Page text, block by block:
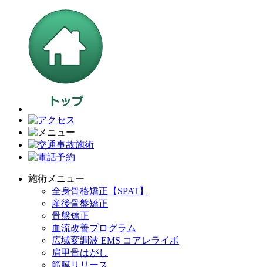
施術メニュー
全身骨格矯正【SPAT】
産後骨盤矯正
骨盤矯正
血流改善プログラム
広域変調波 EMS コアレライボ
肩甲骨はがし
筋膜リリース